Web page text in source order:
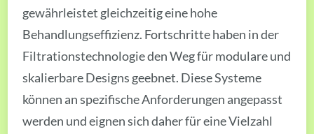
gewährleistet gleichzeitig eine hohe
Behandlungseffizienz. Fortschritte haben in der
Filtrationstechnologie den Weg für modulare und
skalierbare Designs geebnet. Diese Systeme
können an spezifische Anforderungen angepasst
werden und eignen sich daher für eine Vielzahl